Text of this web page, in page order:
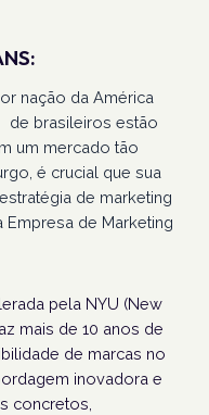
nação da América
de brasileiros estão
um mercado tão
é crucial que sua
de marketing
Empresa de Marketing
pela NYU (New
mais de 10 anos de
de marcas no
inovadora e
concretos,